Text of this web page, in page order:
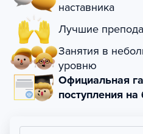
наставника
Лучшие
Занятия в
уровню
Официальная
поступления